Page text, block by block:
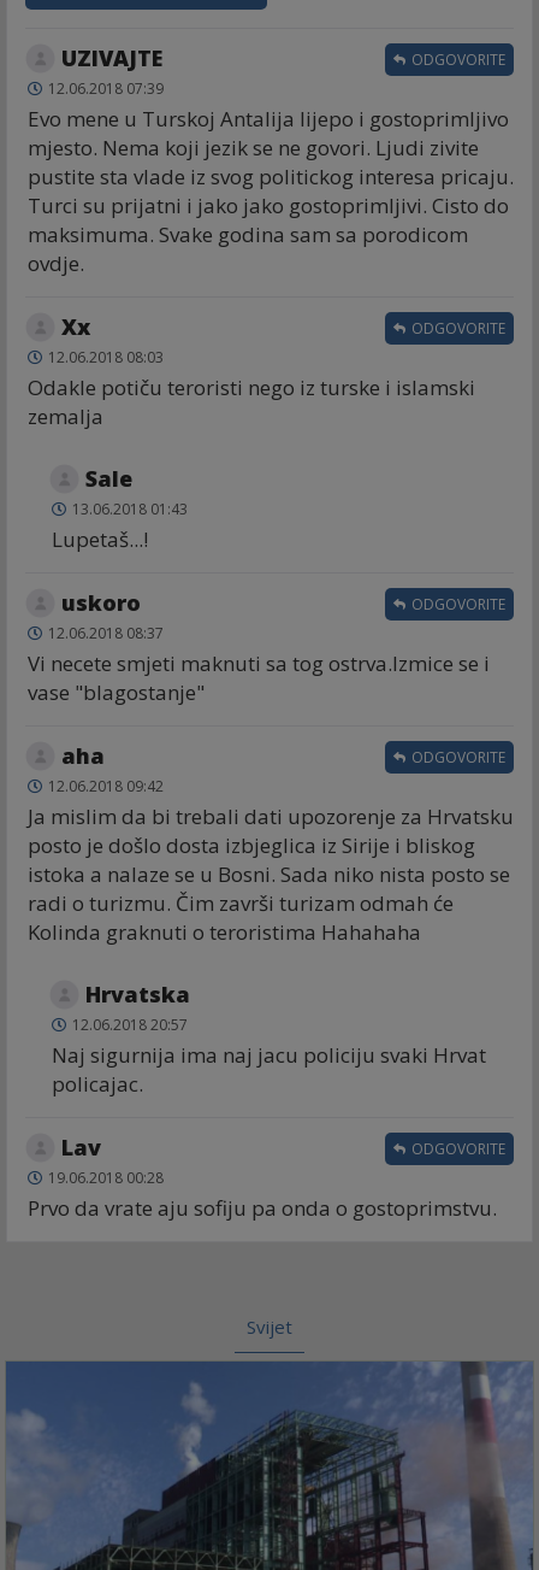
UZIVAJTE
12.06.2018 07:39
Evo mene u Turskoj Antalija lijepo i gostoprimljivo
mjesto. Nema koji jezik se ne govori. Ljudi zivite
pustite sta vlade iz svog politickog interesa pricaju.
Turci su prijatni i jako jako gostoprimljivi. Cisto do
maksimuma. Svake godina sam sa porodicom
ovdje.
ODGOVORITE
Xx
12.06.2018 08:03
Odakle potiču teroristi nego iz turske i islamski
zemalja
ODGOVORITE
Sale
13.06.2018 01:43
Lupetaš...!
uskoro
12.06.2018 08:37
Vi necete smjeti maknuti sa tog ostrva.Izmice se i
vase "blagostanje"
ODGOVORITE
aha
12.06.2018 09:42
Ja mislim da bi trebali dati upozorenje za Hrvatsku
posto je došlo dosta izbjeglica iz Sirije i bliskog
istoka a nalaze se u Bosni. Sada niko nista posto se
radi o turizmu. Čim završi turizam odmah će
Kolinda graknuti o teroristima Hahahaha
ODGOVORITE
Hrvatska
12.06.2018 20:57
Naj sigurnija ima naj jacu policiju svaki Hrvat
policajac.
Lav
19.06.2018 00:28
Prvo da vrate aju sofiju pa onda o gostoprimstvu.
ODGOVORITE
Svijet